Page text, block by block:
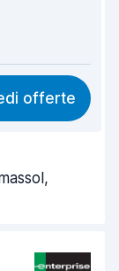
8,9
8,2
offerte